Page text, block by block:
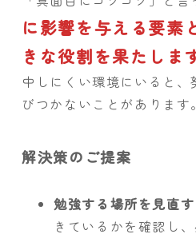
に影響を与える要素
きな役割を果たしま
中しにくい環境にいると
びつかないことがあります。
解決策のご提案
勉強する場所を見直す
きているかを確認し